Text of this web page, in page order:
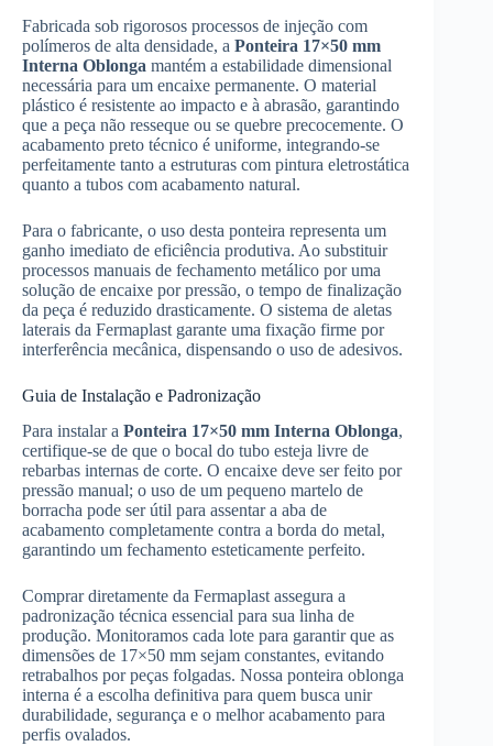
Fabricada sob rigorosos processos de injeção com
polímeros de alta densidade, a Ponteira 17×50 mm
Interna Oblonga mantém a estabilidade dimensional
necessária para um encaixe permanente. O material
plástico é resistente ao impacto e à abrasão, garantindo
que a peça não resseque ou se quebre precocemente. O
acabamento preto técnico é uniforme, integrando-se
perfeitamente tanto a estruturas com pintura eletrostática
quanto a tubos com acabamento natural.
Para o fabricante, o uso desta ponteira representa um
ganho imediato de eficiência produtiva. Ao substituir
processos manuais de fechamento metálico por uma
solução de encaixe por pressão, o tempo de finalização
da peça é reduzido drasticamente. O sistema de aletas
laterais da Fermaplast garante uma fixação firme por
interferência mecânica, dispensando o uso de adesivos.
Guia de Instalação e Padronização
Para instalar a Ponteira 17×50 mm Interna Oblonga,
certifique-se de que o bocal do tubo esteja livre de
rebarbas internas de corte. O encaixe deve ser feito por
pressão manual; o uso de um pequeno martelo de
borracha pode ser útil para assentar a aba de
acabamento completamente contra a borda do metal,
garantindo um fechamento esteticamente perfeito.
Comprar diretamente da Fermaplast assegura a
padronização técnica essencial para sua linha de
produção. Monitoramos cada lote para garantir que as
dimensões de 17×50 mm sejam constantes, evitando
retrabalhos por peças folgadas. Nossa ponteira oblonga
interna é a escolha definitiva para quem busca unir
durabilidade, segurança e o melhor acabamento para
perfis ovalados.